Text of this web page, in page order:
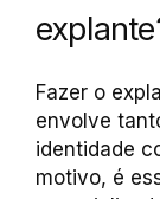
Fazer o
envolve
identidade
motivo, é